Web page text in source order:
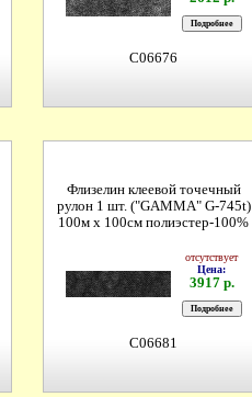
C06676
Флизелин клеевой точечный
рулон 1 шт. ("GAMMA" G-745t)
100м х 100см полиэстер-100%
отсутствует
Цена:
3917 р.
C06681